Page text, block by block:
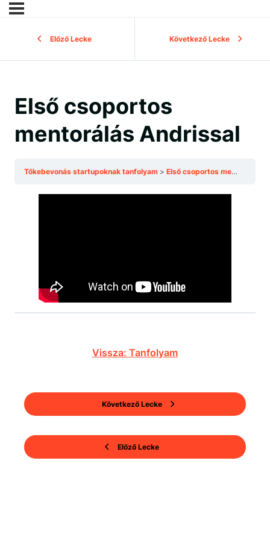
Előző Lecke Következő Lecke
Első csoportos
mentorálás Andrissal
Tőkebevonás startupoknak tanfolyam Első csoportos mentorálás Andrissal
Előző Lecke
Vissza: Tanfolyam
Következő Lecke